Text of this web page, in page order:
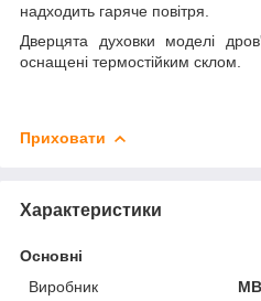
надходить гаряче повітря.
Дверцята духовки моделі
оснащені термостійким склом.
Приховати
Характеристики
Основні
Виробник